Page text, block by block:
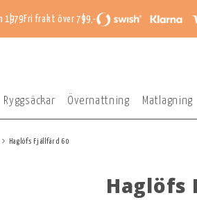
1979 Fri frakt över 799,-
Ryggsäckar Övernattning Matlagning
Haglöfs Fjällfärd 60
Haglöfs